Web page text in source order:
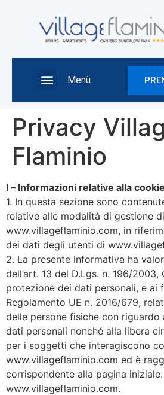
Menù
Privacy
Flaminio
I – Informazioni relative alla
1. In questa sezione sono
relative alle modalità di gestione di
www.villageflaminio.com, in
dei dati degli utenti di
2. La presente informativa ha
dell’art. 13 del D.Lgs. n. 196/
protezione dei dati personali, e ai
Regolamento UE n. 2016/679,
delle persone fisiche con
dati personali nonché alla libera
per i soggetti che interagiscono
www.villageflaminio.com ed è
corrispondente alla pagina iniziale:
www.villageflaminio.com.